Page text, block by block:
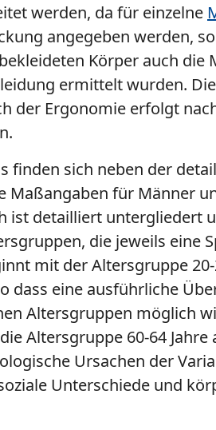
werden, da für einzelne
angegeben werden,
Körper auch die
ermittelt wurden.
der Ergonomie erfolgt
finden sich neben der
Maßangaben für Männer
ist detailliert untergliedert
die jeweils eine
mit der Altersgruppe
dass eine ausführliche
Altersgruppen möglich
Altersgruppe 60-64 Jahre
Ursachen der
Unterschiede und